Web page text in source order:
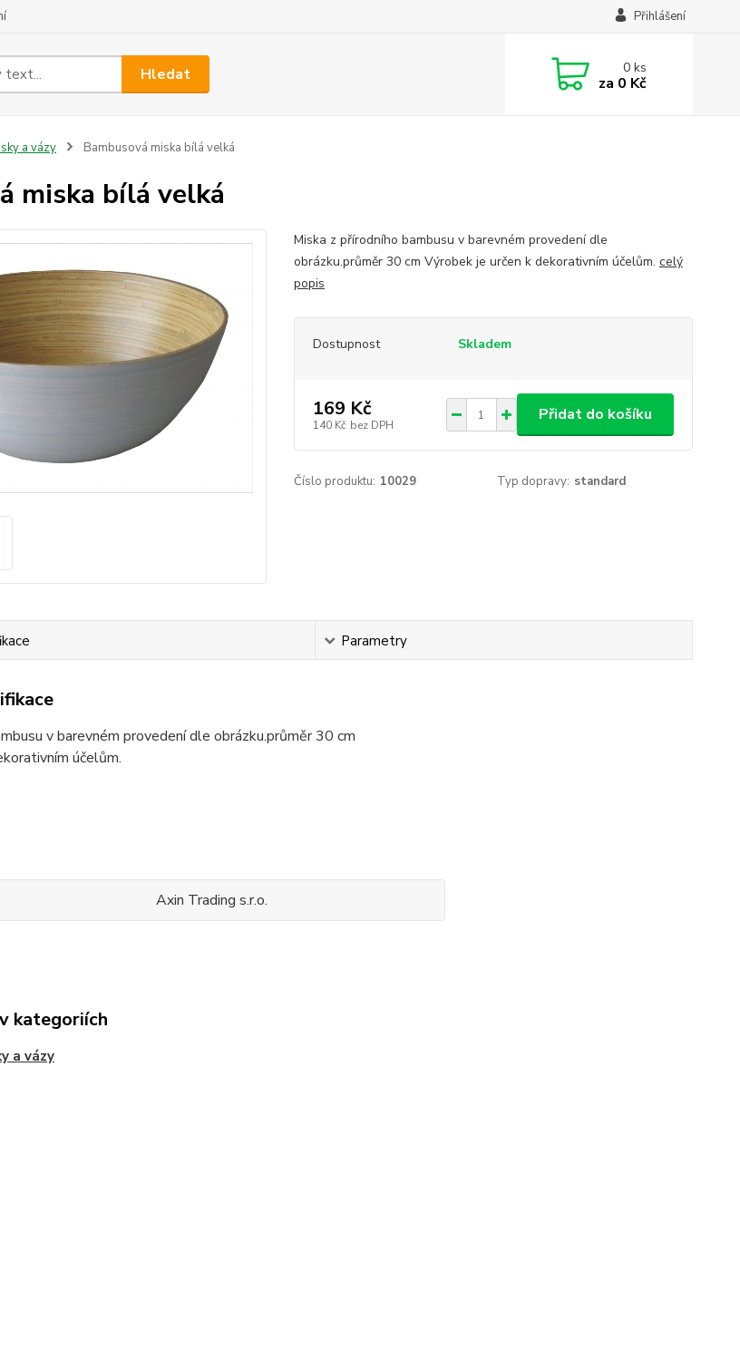
Přihlášení
Hledat 0ks
za 0 Kč
a vázy Bambusová miska bílá velká
miska bílá velká
Miska z přírodního bambusu v barevném provedení dle
obrázku.průměr 30 cm Výrobek je určen k dekorativním účelům. celý
popis
Dostupnost Skladem
169 Kč
140 Kč bez DPH
Přidat do košíku
Číslo produktu: 10029 Typ dopravy: standard
Parametry
v barevném provedení dle obrázku.průměr 30 cm
účelům.
Axin Trading s.r.o.
kategoriích
a vázy